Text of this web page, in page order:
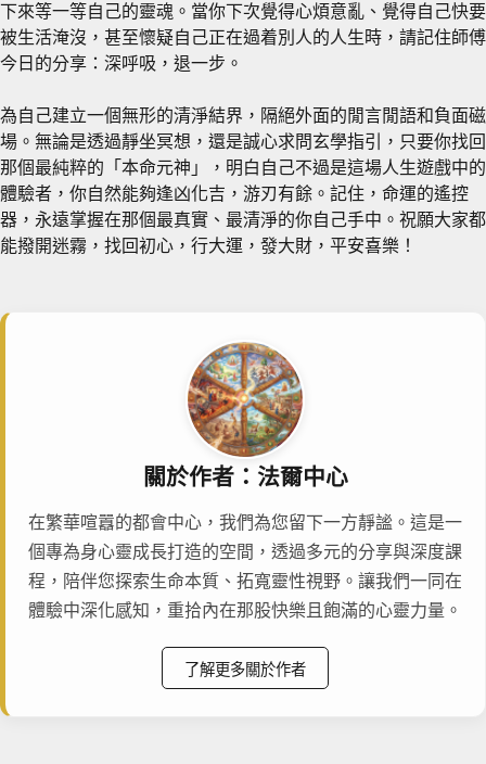
下來等一等自己的靈魂。當你下次覺得心煩意亂、覺得自己快要
被生活淹沒，甚至懷疑自己正在過着別人的人生時，請記住師傅
今日的分享：深呼吸，退一步。
為自己建立一個無形的清淨結界，隔絕外面的閒言閒語和負面磁
場。無論是透過靜坐冥想，還是誠心求問玄學指引，只要你找回
那個最純粹的「本命元神」，明白自己不過是這場人生遊戲中的
體驗者，你自然能夠逢凶化吉，游刃有餘。記住，命運的遙控
器，永遠掌握在那個最真實、最清淨的你自己手中。祝願大家都
能撥開迷霧，找回初心，行大運，發大財，平安喜樂！
關於作者：法爾中心
在繁華喧囂的都會中心，我們為您留下一方靜謐。這是一
個專為身心靈成長打造的空間，透過多元的分享與深度課
程，陪伴您探索生命本質、拓寬靈性視野。讓我們一同在
體驗中深化感知，重拾內在那股快樂且飽滿的心靈力量。
了解更多關於作者